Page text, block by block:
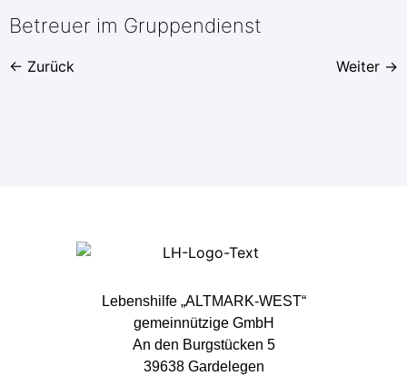
Betreuer im Gruppendienst
← Zurück Weiter →
Lebenshilfe „ALTMARK-WEST“
gemeinnützige GmbH
An den Burgstücken 5
39638 Gardelegen